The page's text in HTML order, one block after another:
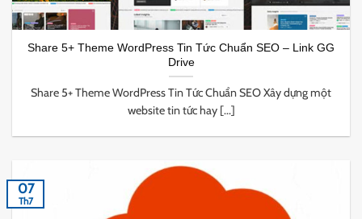
Share 5+ Theme WordPress Tin Tức Chuẩn SEO – Link GG
Drive
Share 5+ Theme WordPress Tin Tức Chuẩn SEO Xây dựng một
website tin tức hay [...]
07
Th7